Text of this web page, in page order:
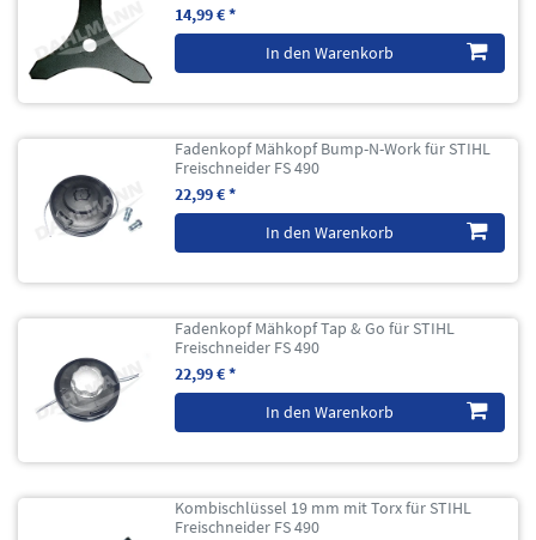
14,99 € *
In den Warenkorb
Fadenkopf Mähkopf Bump-N-Work für STIHL
Freischneider FS 490
22,99 € *
In den Warenkorb
Fadenkopf Mähkopf Tap & Go für STIHL
Freischneider FS 490
22,99 € *
In den Warenkorb
Kombischlüssel 19 mm mit Torx für STIHL
Freischneider FS 490